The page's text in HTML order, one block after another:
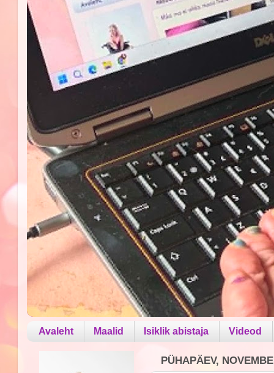
Avaleht Maalid Isiklik abistaja Videod
PÜHAPÄEV,